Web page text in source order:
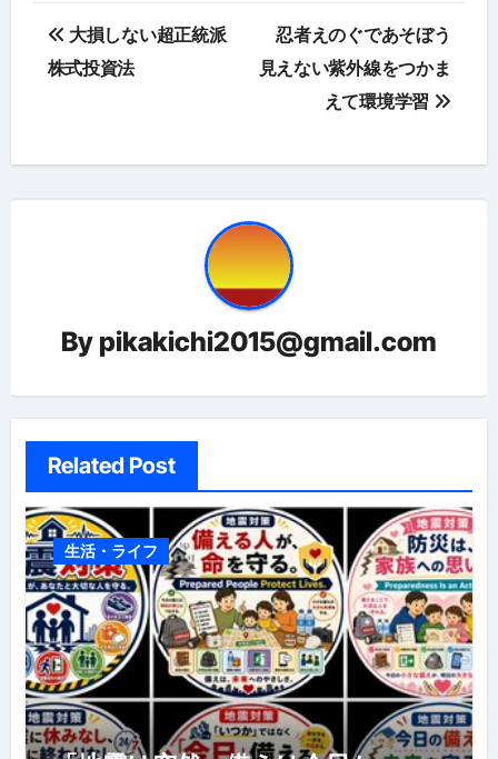
投
稿
ビ
ゲ
ョ
ン
大損しない超正統派
株式投資法
忍者えのぐであそぼう
見えない紫外線をつかま
えて環境学習
By pikakichi2015@gmail.com
Related Post
生活・ライフ